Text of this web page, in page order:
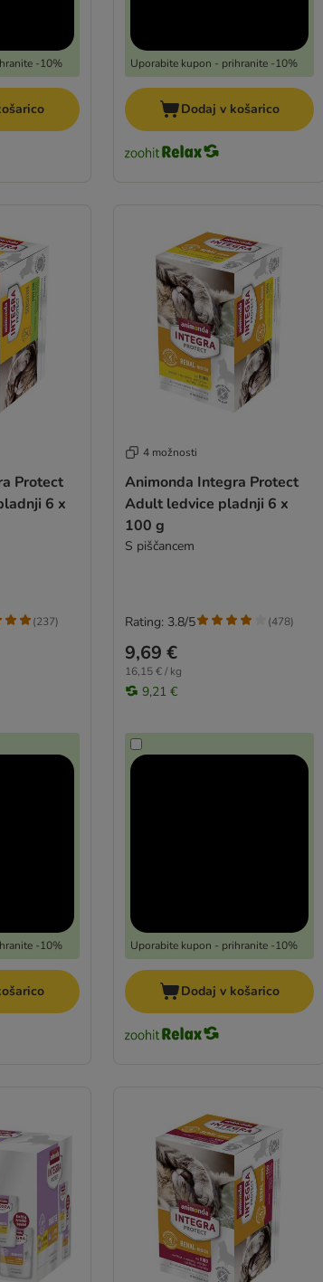
-10% Uporabite kupon - prihranite -10%
Dodaj v košarico
Protect
6 x
-10%
(237)
4 možnosti
Animonda Integra Protect
Adult ledvice pladnji 6 x
100 g
S piščancem
9,69 €
16,15 € / kg
9,21 €
Uporabite kupon - prihranite -10%
Rating: 3.8/5 (478)
Dodaj v košarico